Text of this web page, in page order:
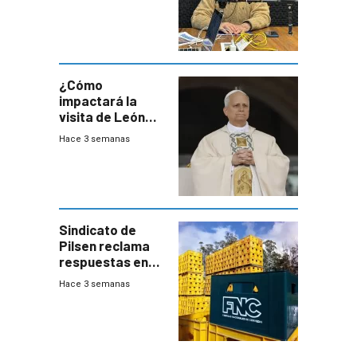
¿Cómo
impactará la
visita de León
XIV a Uruguay?
Hace 3 semanas
Sindicato de
Pilsen reclama
respuestas en
medio de
Hace 3 semanas